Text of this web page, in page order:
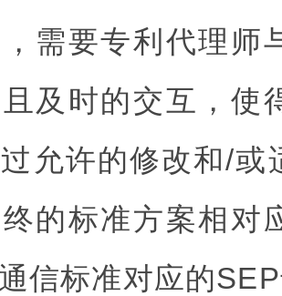
需要专利代理师
及时的交互，使
允许的修改和/或
的标准方案相对
信标准对应的